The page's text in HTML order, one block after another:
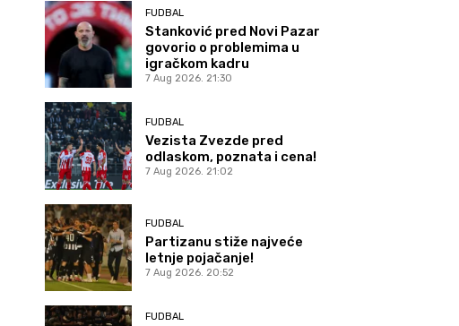
FUDBAL
Stanković pred Novi Pazar
govorio o problemima u
igračkom kadru
7 Aug 2026. 21:30
FUDBAL
Vezista Zvezde pred
odlaskom, poznata i cena!
7 Aug 2026. 21:02
FUDBAL
Partizanu stiže najveće
letnje pojačanje!
7 Aug 2026. 20:52
FUDBAL